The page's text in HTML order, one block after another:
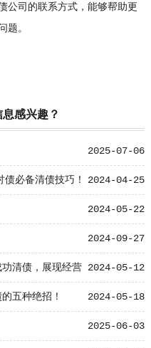
公司的联系方式，能够帮助更
题。
感兴趣？
2025-07-06
2024-04-25
必备清债技巧！
2024-05-22
2024-09-27
2024-05-12
清债，展现经营
2024-05-18
五种绝招！
2025-06-03